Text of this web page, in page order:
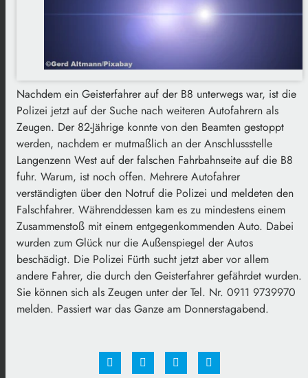
Nachdem ein Geisterfahrer auf der B8 unterwegs war, ist die
Polizei jetzt auf der Suche nach weiteren Autofahrern als
Zeugen. Der 82-Jährige konnte von den Beamten gestoppt
werden, nachdem er mutmaßlich an der Anschlussstelle
Langenzenn West auf der falschen Fahrbahnseite auf die B8
fuhr. Warum, ist noch offen. Mehrere Autofahrer
verständigten über den Notruf die Polizei und meldeten den
Falschfahrer. Währenddessen kam es zu mindestens einem
Zusammenstoß mit einem entgegenkommenden Auto. Dabei
wurden zum Glück nur die Außenspiegel der Autos
beschädigt. Die Polizei Fürth sucht jetzt aber vor allem
andere Fahrer, die durch den Geisterfahrer gefährdet wurden.
Sie können sich als Zeugen unter der Tel. Nr. 0911 9739970
melden. Passiert war das Ganze am Donnerstagabend.